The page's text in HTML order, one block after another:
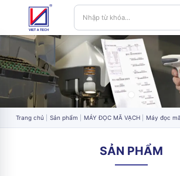
Trang chủ Sản phẩm MÁY ĐỌC MÃ VẠCH Máy đọc
SẢN PHẨM